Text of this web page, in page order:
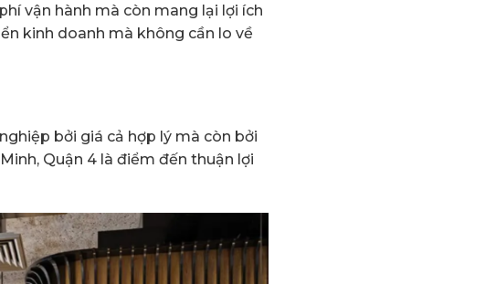
vận hành mà còn mang lại lợi ích
kinh doanh mà không cần lo về
bởi giá cả hợp lý mà còn bởi
Quận 4 là điểm đến thuận lợi